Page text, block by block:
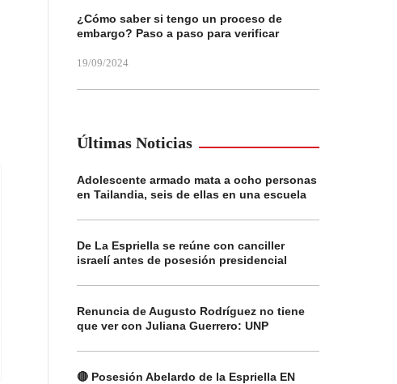
¿Cómo saber si tengo un proceso de
embargo? Paso a paso para verificar
19/09/2024
Últimas Noticias
Adolescente armado mata a ocho personas
en Tailandia, seis de ellas en una escuela
De La Espriella se reúne con canciller
israelí antes de posesión presidencial
Renuncia de Augusto Rodríguez no tiene
que ver con Juliana Guerrero: UNP
🔴 Posesión Abelardo de la Espriella EN